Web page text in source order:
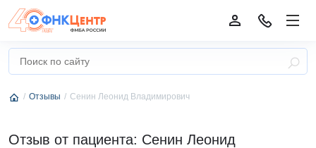
Отзывы Сенин Леонид Владимирович
Отзыв от пациента: Сенин Леонид